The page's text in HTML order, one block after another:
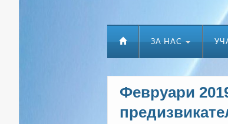
ЗА НАС
Февруари